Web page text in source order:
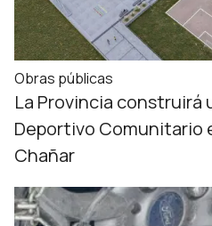
Obras públicas
La Provincia construirá
Deportivo Comunitario
Chañar